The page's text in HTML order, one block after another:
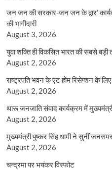
जन जन की सरकार-जन जन के द्वार’
की भागीदारी
August 3, 2026
युवा शक्ति ही विकसित भारत की सबसे
August 2, 2026
राष्ट्रपति भवन के एट होम रिसेप्शन के लिए
August 2, 2026
थारू जनजाति संवाद कार्यक्रम में
August 2, 2026
मुख्यमंत्री पुष्कर सिंह धामी ने सुनीं
August 2, 2026
चन्द्रमा पर भयंकर विस्फोट